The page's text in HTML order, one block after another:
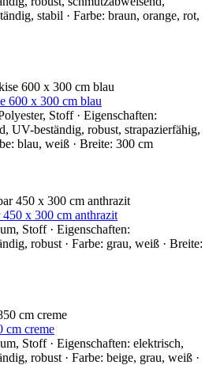
stabil · Farbe: braun, orange, rot,
600 x 300 cm blau
Stoff · Eigenschaften:
UV-beständig, robust, strapazierfähig,
blau, weiß · Breite: 300 cm
x 300 cm anthrazit
Stoff · Eigenschaften:
robust · Farbe: grau, weiß · Breite:
cm creme
Stoff · Eigenschaften: elektrisch,
robust · Farbe: beige, grau, weiß ·